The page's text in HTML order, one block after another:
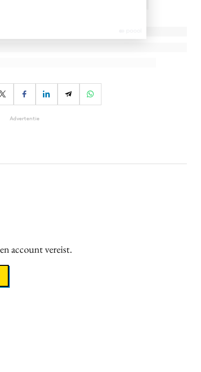
Advertentie
account vereist.